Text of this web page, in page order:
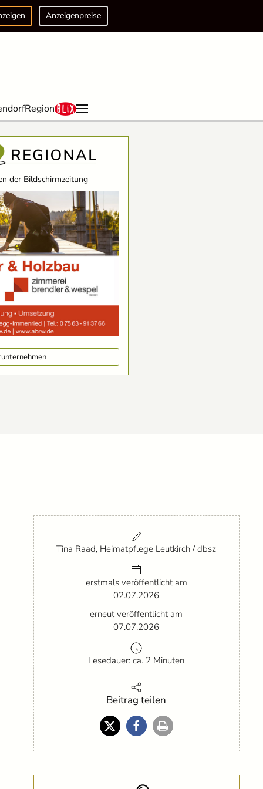
Anzeigenpreise
Region
der Bildschirmzeitung
Tina Raad, Heimatpflege Leutkirch / dbsz
erstmals veröffentlicht am
02.07.2026
erneut veröffentlicht am
07.07.2026
Lesedauer: ca. 2 Minuten
Beitrag teilen